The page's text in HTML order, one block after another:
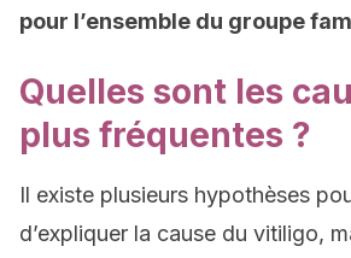
pour l’ensemble du groupe
Quelles sont les
plus fréquentes ?
Il existe plusieurs hypothèses
d’expliquer la cause du vitiligo,